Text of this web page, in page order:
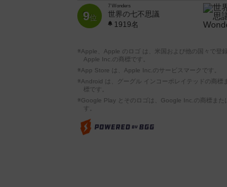
9位
7 Wonders
世界の七不思議
1919名
※Apple、Apple のロゴ は、米国および他の国々で登録
Apple Inc.の商標です。
※App Store は、Apple Inc.のサービスマークです。
※Android は、グーグル インコーポレイテッドの商標
標です。
※Google Play とそのロゴは、Google Inc.の商標また
す。